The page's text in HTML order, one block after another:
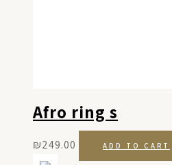
Afro ring s
₪249.00 ADD TO CART